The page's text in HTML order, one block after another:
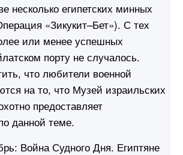
несколько египетских минных
«Зикукит–Бет»). С тех
или менее успешных
порту не случалось.
что любители военной
на то, что Музей израильских
предоставляет
данной теме.
Война Судного Дня. Египтяне